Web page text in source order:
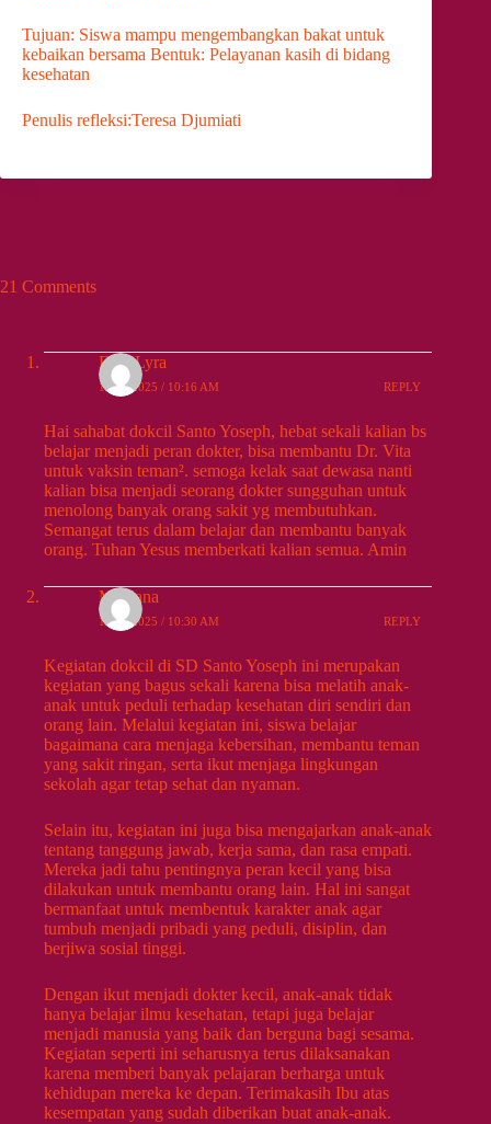
Tujuan: Siswa mampu mengembangkan bakat untuk
kebaikan bersama Bentuk: Pelayanan kasih di bidang
kesehatan
Penulis refleksi:Teresa Djumiati
21 Comments
Eva_Lyra
10/25/2025 / 10:16 AM REPLY
Hai sahabat dokcil Santo Yoseph, hebat sekali kalian bs
belajar menjadi peran dokter, bisa membantu Dr. Vita
untuk vaksin teman². semoga kelak saat dewasa nanti
kalian bisa menjadi seorang dokter sungguhan untuk
menolong banyak orang sakit yg membutuhkan.
Semangat terus dalam belajar dan membantu banyak
orang. Tuhan Yesus memberkati kalian semua. Amin
Meiliana
10/25/2025 / 10:30 AM REPLY
Kegiatan dokcil di SD Santo Yoseph ini merupakan
kegiatan yang bagus sekali karena bisa melatih anak-
anak untuk peduli terhadap kesehatan diri sendiri dan
orang lain. Melalui kegiatan ini, siswa belajar
bagaimana cara menjaga kebersihan, membantu teman
yang sakit ringan, serta ikut menjaga lingkungan
sekolah agar tetap sehat dan nyaman.
Selain itu, kegiatan ini juga bisa mengajarkan anak-anak
tentang tanggung jawab, kerja sama, dan rasa empati.
Mereka jadi tahu pentingnya peran kecil yang bisa
dilakukan untuk membantu orang lain. Hal ini sangat
bermanfaat untuk membentuk karakter anak agar
tumbuh menjadi pribadi yang peduli, disiplin, dan
berjiwa sosial tinggi.
Dengan ikut menjadi dokter kecil, anak-anak tidak
hanya belajar ilmu kesehatan, tetapi juga belajar
menjadi manusia yang baik dan berguna bagi sesama.
Kegiatan seperti ini seharusnya terus dilaksanakan
karena memberi banyak pelajaran berharga untuk
kehidupan mereka ke depan. Terimakasih Ibu atas
kesempatan yang sudah diberikan buat anak-anak.